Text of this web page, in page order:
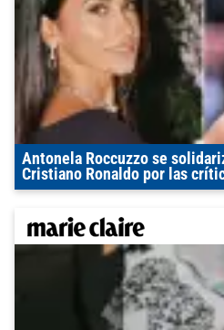
Antonela Roccuzzo se
Cristiano Ronaldo por las